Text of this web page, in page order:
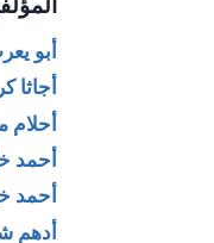
أبو
أجاثا
أحلام
أحمد
أحمد
أدهم